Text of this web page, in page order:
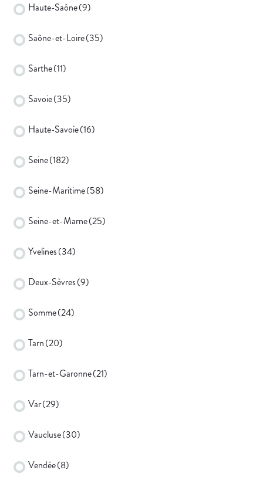
Haute-Saône(9)
Saône-et-Loire(35)
Sarthe(11)
Savoie(35)
Haute-Savoie(16)
Seine(182)
Seine-Maritime(58)
Seine-et-Marne(25)
Yvelines(34)
Deux-Sèvres(9)
Somme(24)
Tarn(20)
Tarn-et-Garonne(21)
Var(29)
Vaucluse(30)
Vendée(8)